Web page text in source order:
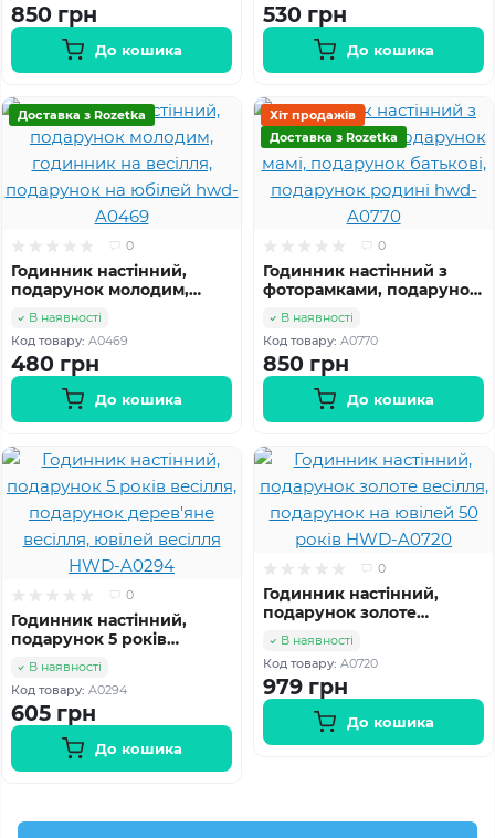
850 грн
До кошика
530 грн
До кошика
Доставка з Rozetka
0
Годинник настінний,
подарунок молодим,
годинник на весілля,
подарунок на юбілей
hwd-A0469
В наявності
Код товару: A0469
480 грн
До кошика
Хіт продажів
Доставка з Rozetka
0
Годинник настінний з
фоторамками, подарунок
мамі, подарунок батькові,
подарунок родині hwd-
A0770
В наявності
Код товару: A0770
850 грн
До кошика
0
Годинник настінний,
подарунок 5 років
весілля, подарунок
дерев'яне весілля,
ювілей весілля HWD-
A0294
В наявності
Код товару: A0294
605 грн
До кошика
0
Годинник настінний,
подарунок золоте
весілля, подарунок на
ювілей 50 років HWD-
A0720
В наявності
Код товару: A0720
979 грн
До кошика